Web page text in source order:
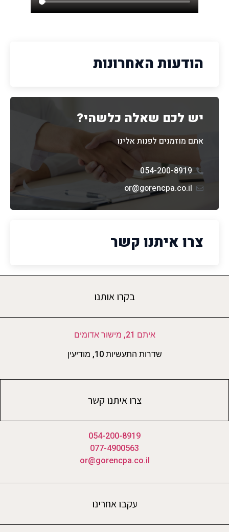
הודעות האחרונות
יש לכם שאלה כלשהי?
אתם מוזמנים לפנות אלינו
054-200-8919
or@gorencpa.co.il
צרו איתנו קשר
בקרו אותנו
איתם 21, מישור אדומים
שדרות התעשיות 10, מודיעין
צרו איתנו קשר
054-200-8919
077-4900563
or@gorencpa.co.il
עקבו אחרינו